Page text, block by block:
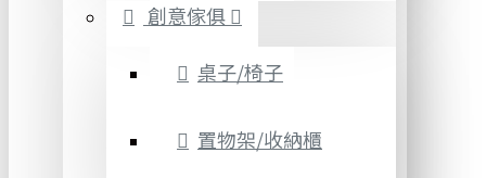
創意傢俱
桌子/椅子
置物架/收納櫃